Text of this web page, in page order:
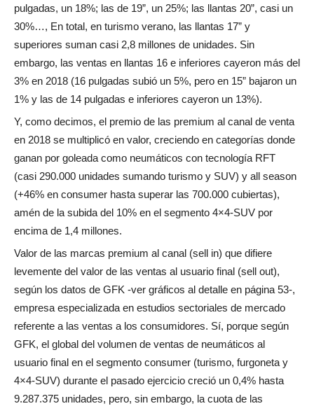
pulgadas, un 18%; las de 19”, un 25%; las llantas 20”, casi un
30%…, En total, en turismo verano, las llantas 17” y
superiores suman casi 2,8 millones de unidades. Sin
embargo, las ventas en llantas 16 e inferiores cayeron más del
3% en 2018 (16 pulgadas subió un 5%, pero en 15” bajaron un
1% y las de 14 pulgadas e inferiores cayeron un 13%).
Y, como decimos, el premio de las premium al canal de venta
en 2018 se multiplicó en valor, creciendo en categorías donde
ganan por goleada como neumáticos con tecnología RFT
(casi 290.000 unidades sumando turismo y SUV) y all season
(+46% en consumer hasta superar las 700.000 cubiertas),
amén de la subida del 10% en el segmento 4×4-SUV por
encima de 1,4 millones.
Valor de las marcas premium al canal (sell in) que difiere
levemente del valor de las ventas al usuario final (sell out),
según los datos de GFK -ver gráficos al detalle en página 53-,
empresa especializada en estudios sectoriales de mercado
referente a las ventas a los consumidores. Sí, porque según
GFK, el global del volumen de ventas de neumáticos al
usuario final en el segmento consumer (turismo, furgoneta y
4×4-SUV) durante el pasado ejercicio creció un 0,4% hasta
9.287.375 unidades, pero, sin embargo, la cuota de las